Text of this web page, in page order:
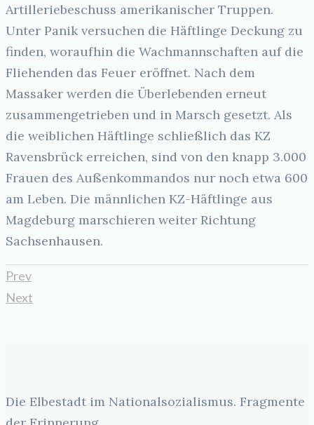
Artilleriebeschuss amerikanischer Truppen.
Unter Panik versuchen die Häftlinge Deckung zu
finden, woraufhin die Wachmannschaften auf die
Fliehenden das Feuer eröffnet. Nach dem
Massaker werden die Überlebenden erneut
zusammengetrieben und in Marsch gesetzt. Als
die weiblichen Häftlinge schließlich das KZ
Ravensbrück erreichen, sind von den knapp 3.000
Frauen des Außenkommandos nur noch etwa 600
am Leben. Die männlichen KZ-Häftlinge aus
Magdeburg marschieren weiter Richtung
Sachsenhausen.
Prev
Next
Die Elbestadt im Nationalsozialismus. Fragmente